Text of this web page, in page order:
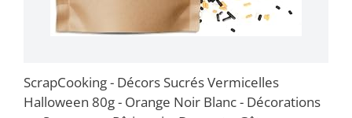
ScrapCooking - Décors Sucrés Vermicelles
Halloween 80g - Orange Noir Blanc - Décorations